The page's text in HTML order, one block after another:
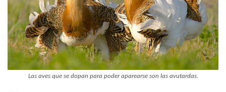
Las aves que se dopan para poder aparearse son las avutardas.